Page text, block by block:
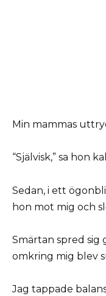
Min mammas
“Självisk,” sa hon
Sedan, i ett
hon mot mig och
Smärtan spred
omkring mig blev
Jag tappade